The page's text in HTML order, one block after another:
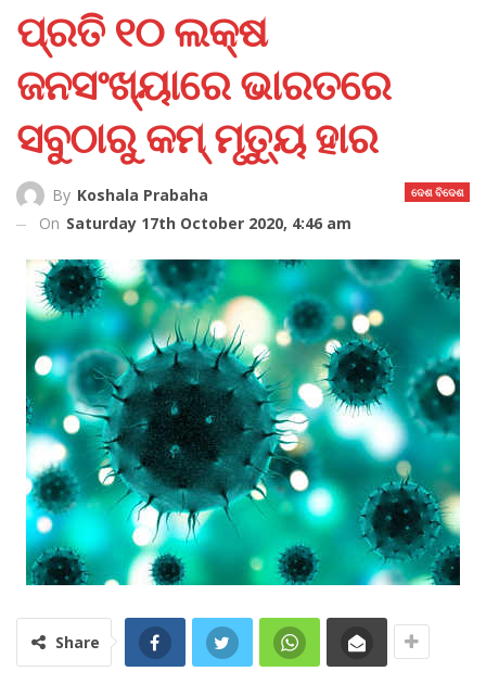
ପ୍ରତି ୧୦ ଲକ୍ଷ
ଜନସଂଖ୍ୟାରେ ଭାରତରେ
ସବୁଠାରୁ କମ୍ ମୃତ୍ୟୁ ହାର
ଦେଶ ବିଦେଶ
By Koshala Prabaha
On Saturday 17th October 2020, 4:46 am
Share